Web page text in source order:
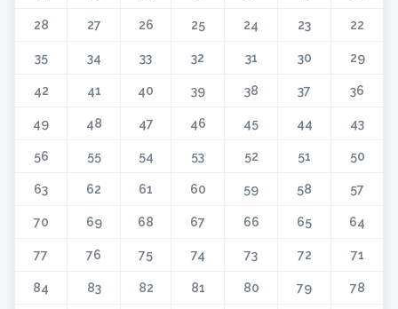
22
23
24
25
26
27
28
29
30
31
32
33
34
35
36
37
38
39
40
41
42
43
44
45
46
47
48
49
50
51
52
53
54
55
56
57
58
59
60
61
62
63
64
65
66
67
68
69
70
71
72
73
74
75
76
77
78
79
80
81
82
83
84